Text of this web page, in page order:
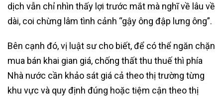
dịch vẫn chỉ nhìn thấy lợi trước mắt mà nghĩ về lâu về
dài, coi chừng lâm tình cảnh “gậy ông đập lưng ông”.
Bên cạnh đó, vị luật sư cho biết, để có thể ngăn chặn
mua bán khai gian giá, chống thất thu thuế thì phía
Nhà nước cần khảo sát giá cả theo thị trường từng
khu vực và quy định đúng hoặc tiệm cận theo thị